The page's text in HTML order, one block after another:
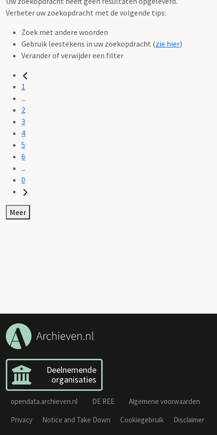
Verbeter uw zoekopdracht met de volgende tips:
Zoek met andere woorden
Gebruik leestekens in uw zoekopdracht (zie hier)
Verander of verwijder een filter
1
...
2
3
4
5
6
...
0
Meer
Deelnemende
organisaties
opendata.archieven.nl DE REE
Algemene voorwaarden
Privacy
Notice and Take Down Cookiegebruik
Disclaimer